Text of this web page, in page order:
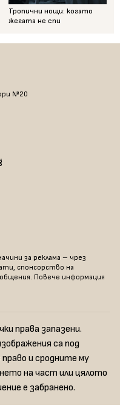
Тропични нощи: когато
жегата не спи
№20
за реклама – чрез
спонсорство на
Повече информация
права запазени.
са под
и сродните му
на част или цялото
е забранено.